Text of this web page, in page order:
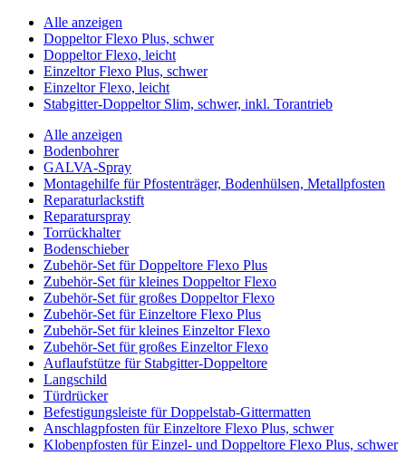
Alle anzeigen
Doppeltor Flexo Plus, schwer
Doppeltor Flexo, leicht
Einzeltor Flexo Plus, schwer
Einzeltor Flexo, leicht
Stabgitter-Doppeltor Slim, schwer, inkl. Torantrieb
Alle anzeigen
Bodenbohrer
GALVA-Spray
Montagehilfe für Pfostenträger, Bodenhülsen, Metallpfosten
Reparaturlackstift
Reparaturspray
Torrückhalter
Bodenschieber
Zubehör-Set für Doppeltore Flexo Plus
Zubehör-Set für kleines Doppeltor Flexo
Zubehör-Set für großes Doppeltor Flexo
Zubehör-Set für Einzeltore Flexo Plus
Zubehör-Set für kleines Einzeltor Flexo
Zubehör-Set für großes Einzeltor Flexo
Auflaufstütze für Stabgitter-Doppeltore
Langschild
Türdrücker
Befestigungsleiste für Doppelstab-Gittermatten
Anschlagpfosten für Einzeltore Flexo Plus, schwer
Klobenpfosten für Einzel- und Doppeltore Flexo Plus, schwer